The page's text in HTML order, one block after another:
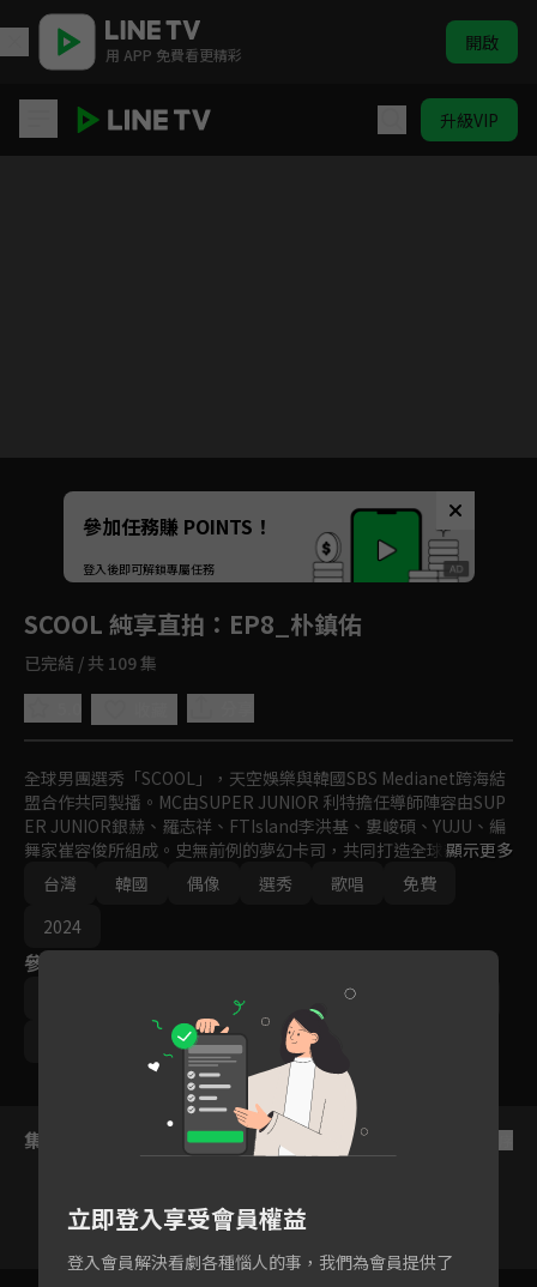
用 APP 免費看更精彩 開啟
升級VIP
Unmute
如有不便請見諒
參加任務賺 POINTS！
登入後即可解鎖專屬任務
SCOOL 純享直拍 ：EP8_朴鎮佑
已完結 / 共 109 集
全球男團選秀「SCOOL」，天空娛樂與韓國SBS Medianet跨海結
盟合作共同製播。MC由SUPER JUNIOR 利特擔任導師陣容由SUP
ER JUNIOR銀赫、羅志祥、FTIsland李洪基、婁峻碩、YUJU、編
舞家崔容俊所組成。史無前例的夢幻卡司，共同打造全球新指標偶
像男團。
顯示更多
台灣
韓國 偶像 選秀 歌唱
免費
2024
參與演員
婁峻碩
崔容俊
集數列表
一鏡到底
立即登入享受會員權益
登入會員解決看劇各種惱人的事，我們為會員提供了